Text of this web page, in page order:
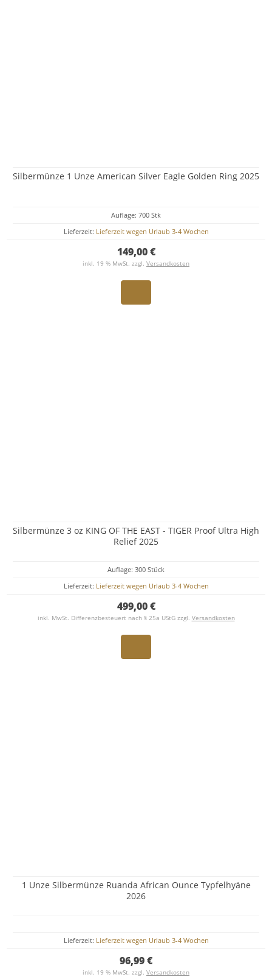
Silbermünze 1 Unze American Silver Eagle Golden Ring 2025
Auflage: 700 Stk
Lieferzeit: Lieferzeit wegen Urlaub 3-4 Wochen
149,00 €
inkl. 19 % MwSt. zzgl. Versandkosten
Silbermünze 3 oz KING OF THE EAST - TIGER Proof Ultra High
Relief 2025
Auflage: 300 Stück
Lieferzeit: Lieferzeit wegen Urlaub 3-4 Wochen
499,00 €
inkl. MwSt. Differenzbesteuert nach § 25a UStG zzgl. Versandkosten
1 Unze Silbermünze Ruanda African Ounce Typfelhyäne
2026
Lieferzeit: Lieferzeit wegen Urlaub 3-4 Wochen
96,99 €
inkl. 19 % MwSt. zzgl. Versandkosten